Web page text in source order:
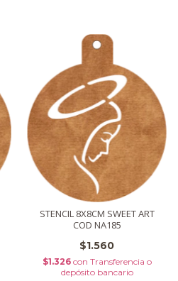
STENCIL 8X8CM SWEET ART
COD NA185
$1.560
$1.326 con Transferencia o
depósito bancario